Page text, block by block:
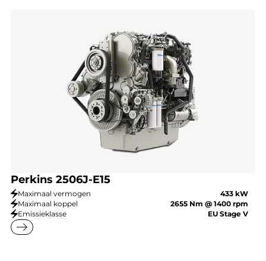
Perkins 2506J-E15
Maximaal vermogen
433 kW
Maximaal koppel
2655 Nm @ 1400 rpm
Emissieklasse
EU Stage V
east